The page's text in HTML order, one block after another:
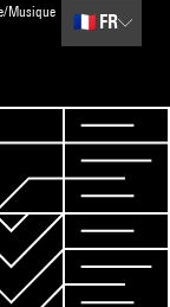
Musique
🇫🇷 FR